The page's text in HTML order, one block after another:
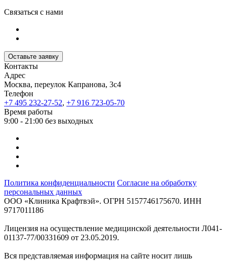
Связаться с нами
Оставьте заявку
Контакты
Адрес
Москва, переулок Капранова, 3с4
Телефон
+7 495 232-27-52, +7 916 723-05-70
Время работы
9:00 - 21:00 без выходных
Политика конфиденциальности Согласие на обработку
персональных данных
ООО «Клиника Крафтвэй». ОГРН 5157746175670. ИНН
9717011186
Лицензия на осуществление медицинской деятельности Л041-
01137-77/00331609 от 23.05.2019.
Вся представляемая информация на сайте носит лишь